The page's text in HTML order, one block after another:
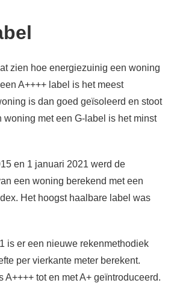
zien hoe energiezuinig een woning
A++++ label is het meest
is dan goed geïsoleerd en stoot
woning met een G-label is het minst
en 1 januari 2021 werd de
een woning berekend met een
Het hoogst haalbare label was
is er een nieuwe rekenmethodiek
per vierkante meter berekent.
A++++ tot en met A+ geïntroduceerd.